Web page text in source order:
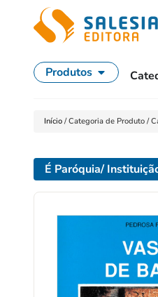
Produtos
Início /Categoria de Produto /
É Paróquia/